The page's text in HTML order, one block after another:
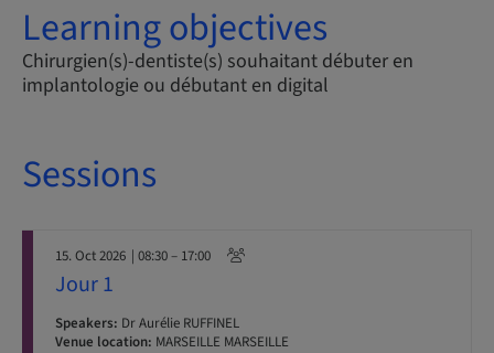
Learning objectives
Chirurgien(s)-dentiste(s) souhaitant débuter en
implantologie ou débutant en digital
Sessions
15. Oct 2026 | 08:30 – 17:00
Jour 1
Speakers: Dr Aurélie RUFFINEL
Venue location: MARSEILLE MARSEILLE